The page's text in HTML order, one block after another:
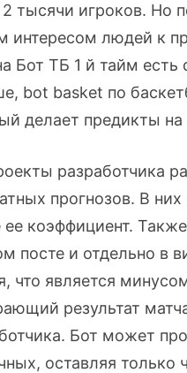
2 тысячи игроков. Но
интересом людей к
Бот ТБ 1 й тайм
bot basket по
делает предикты
разработчика
прогнозов. В
коэффициент.
посте и отдельно в
что является
результат
Бот может
оставляя только